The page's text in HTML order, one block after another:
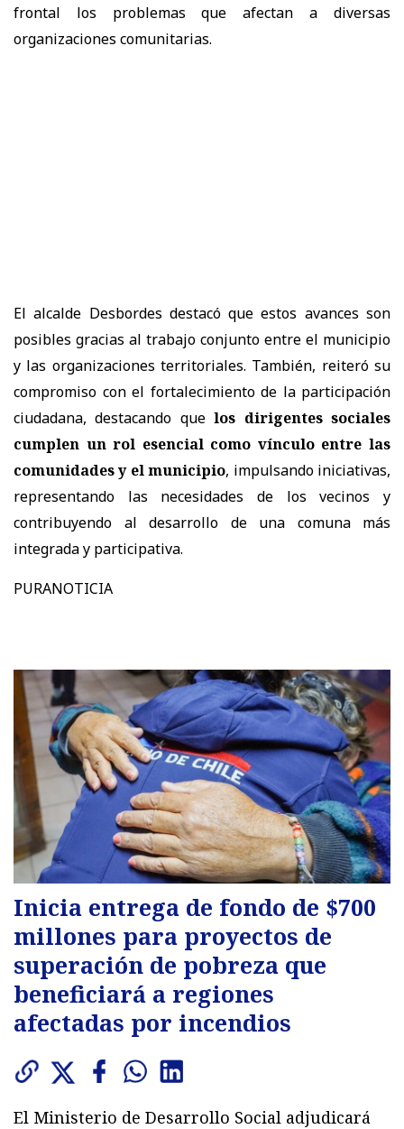
frontal los problemas que afectan a diversas
organizaciones comunitarias.
El alcalde Desbordes destacó que estos avances son
posibles gracias al trabajo conjunto entre el municipio
y las organizaciones territoriales. También, reiteró su
compromiso con el fortalecimiento de la participación
ciudadana, destacando quelos dirigentes sociales
cumplen un rol esencial como vínculo entre las
comunidades y el municipio, impulsando iniciativas,
representando las necesidades de los vecinos y
contribuyendo al desarrollo de una comuna más
integrada y participativa.
PURANOTICIA
Inicia entrega de fondo de $700
millones para proyectos de
superación de pobreza que
beneficiará a regiones
afectadas por incendios
El Ministerio de Desarrollo Social adjudicará